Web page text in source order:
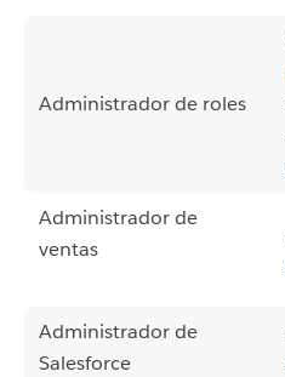
Administrador de roles
Administrador de
ventas
Administrador de
Salesforce